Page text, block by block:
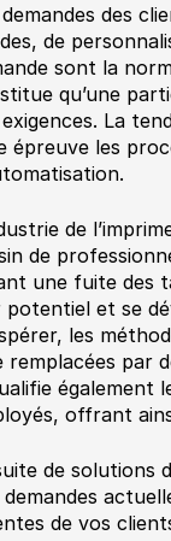
des
de
sont la
qu’une
La
épreuve les
de
de
une fuite des
potentiel et se
les
remplacées par
également
offrant
de solutions
de vos